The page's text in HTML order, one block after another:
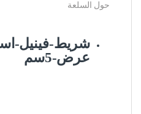
حول السلعة
عرض-5سم